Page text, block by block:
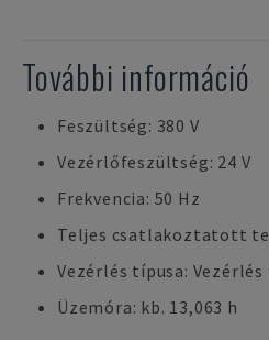
További információ
Feszültség: 380 V
Vezérlőfeszültség: 24 V
Frekvencia: 50 Hz
Teljes csatlakoztatott
Vezérlés típusa: Vezérlés
Üzemóra: kb. 13,063 h